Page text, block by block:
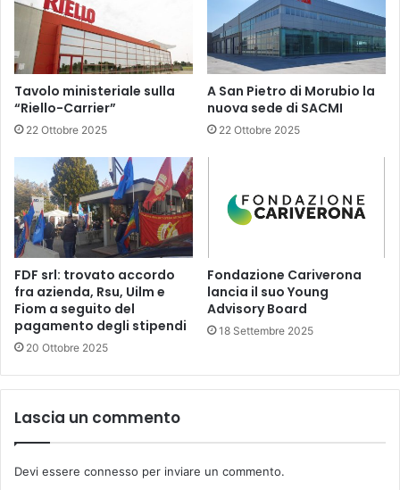
Tavolo ministeriale sulla
“Riello-Carrier”
22 Ottobre 2025
A San Pietro di Morubio la
nuova sede di SACMI
22 Ottobre 2025
FDF srl: trovato accordo
fra azienda, Rsu, Uilm e
Fiom a seguito del
pagamento degli stipendi
20 Ottobre 2025
Fondazione Cariverona
lancia il suo Young
Advisory Board
18 Settembre 2025
Lascia un commento
Devi essere connesso per inviare un commento.